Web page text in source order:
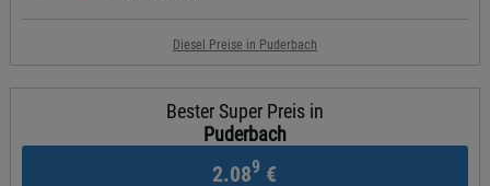
Diesel Preise in Puderbach
Bester Super Preis in
Puderbach
2.089 €